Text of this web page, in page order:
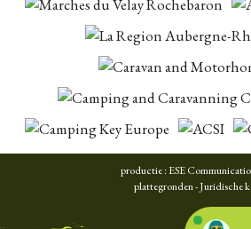
productie :ESE
plattegronden -Juridische